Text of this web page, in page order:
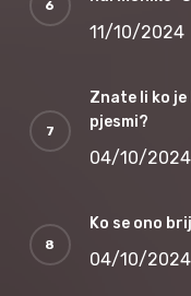
11/10/2024
Znate li ko
pjesmi?
04/10/2024
Ko se ono
04/10/2024